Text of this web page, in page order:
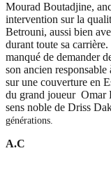
Mourad Boutadjine,
intervention sur la
Betrouni, aussi bien
durant toute sa
manqué de demander
son ancien
sur une couverture en
du grand joueur Omar
sens noble de Driss
générations.
A.C